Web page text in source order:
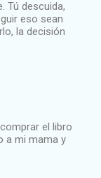
Tú descuida,
eso sean
la decisión
el libro
a mi mama y